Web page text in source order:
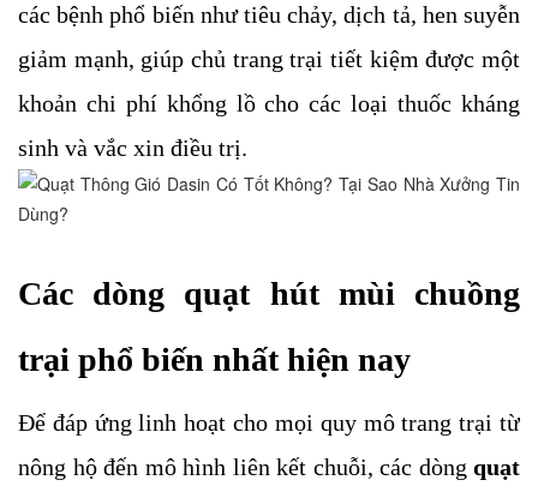
các bệnh phổ biến như tiêu chảy, dịch tả, hen suyễn
giảm mạnh, giúp chủ trang trại tiết kiệm được một
khoản chi phí khổng lồ cho các loại thuốc kháng
sinh và vắc xin điều trị.
Các dòng quạt hút mùi chuồng
trại phổ biến nhất hiện nay
Để đáp ứng linh hoạt cho mọi quy mô trang trại từ
nông hộ đến mô hình liên kết chuỗi, các dòng quạt